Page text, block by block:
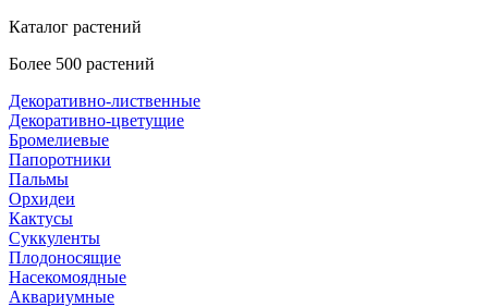
Каталог растений
Более 500 растений
Декоративно-лиственные
Декоративно-цветущие
Бромелиевые
Папоротники
Пальмы
Орхидеи
Кактусы
Суккуленты
Плодоносящие
Насекомоядные
Аквариумные